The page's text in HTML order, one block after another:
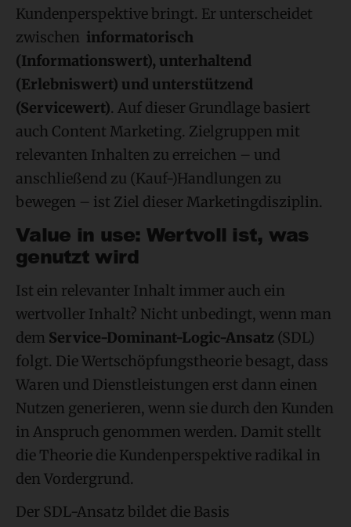
Kundenperspektive bringt. Er unterscheidet
zwischen informatorisch
(Informationswert), unterhaltend
(Erlebniswert) und unterstützend
(Servicewert). Auf dieser Grundlage basiert
auch Content Marketing. Zielgruppen mit
relevanten Inhalten zu erreichen – und
anschließend zu (Kauf-)Handlungen zu
bewegen – ist Ziel dieser Marketingdisziplin.
Value in use: Wertvoll ist, was
genutzt wird
Ist ein relevanter Inhalt immer auch ein
wertvoller Inhalt? Nicht unbedingt, wenn man
dem Service-Dominant-Logic-Ansatz (SDL)
folgt. Die Wertschöpfungstheorie besagt, dass
Waren und Dienstleistungen erst dann einen
Nutzen generieren, wenn sie durch den Kunden
in Anspruch genommen werden. Damit stellt
die Theorie die Kundenperspektive radikal in
den Vordergrund.
Der SDL-Ansatz bildet die Basis